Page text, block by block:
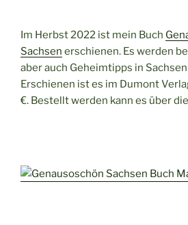
Im Herbst 2022 ist mein Buch
Sachsen erschienen. Es werden
aber auch Geheimtipps in
Erschienen ist es im Dumont
€. Bestellt werden kann es über